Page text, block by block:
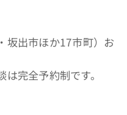
坂出市ほか17市町）お
完全予約制です。